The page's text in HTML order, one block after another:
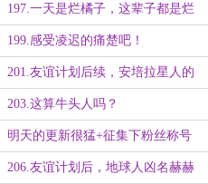
更）
197.一天是烂橘子，这辈子都是烂
橘子！
199.感受凌迟的痛楚吧！
201.友谊计划后续，安培拉星人的
注视（第三更）
203.这算牛头人吗？
明天的更新很猛+征集下粉丝称号
206.友谊计划后，地球人凶名赫赫